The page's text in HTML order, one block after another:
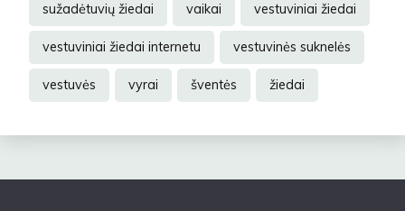
sužadėtuvių žiedai vaikai vestuviniai žiedai
vestuviniai žiedai internetu vestuvinės suknelės
vestuvės vyrai šventės žiedai